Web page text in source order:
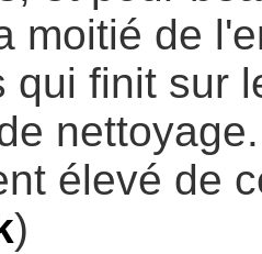
moitié de
qui finit sur
élevé de
)